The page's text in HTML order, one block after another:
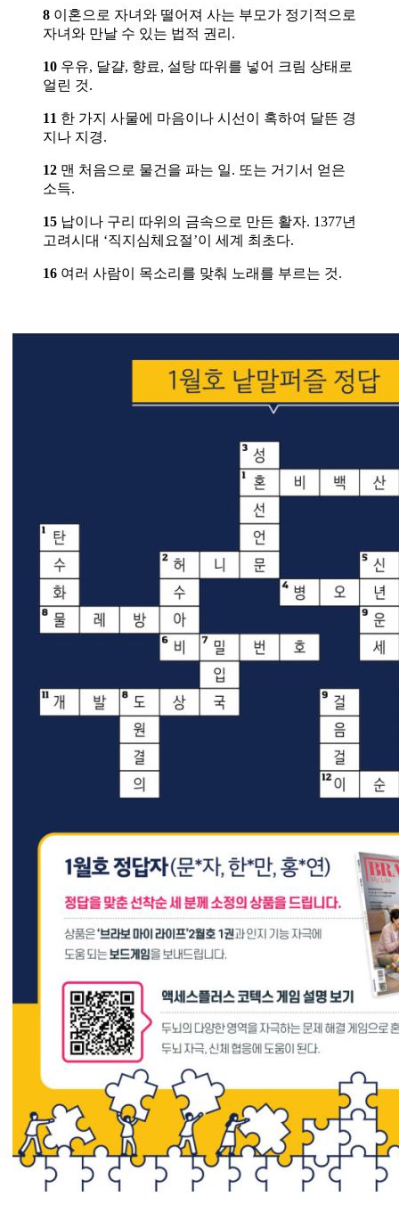
8 이혼으로 자녀와 떨어져 사는 부모가 정기적으로
자녀와 만날 수 있는 법적 권리.
10 우유, 달걀, 향료, 설탕 따위를 넣어 크림 상태로
얼린 것.
11 한 가지 사물에 마음이나 시선이 혹하여 달뜬 경
지나 지경.
12 맨 처음으로 물건을 파는 일. 또는 거기서 얻은
소득.
15 납이나 구리 따위의 금속으로 만든 활자. 1377년
고려시대 ‘직지심체요절’이 세계 최초다.
16 여러 사람이 목소리를 맞춰 노래를 부르는 것.